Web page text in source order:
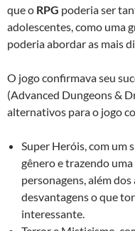
que o RPG poderia ser
adolescentes, como uma
poderia abordar as mais
O jogo confirmava seu
(Advanced Dungeons &
alternativos para o jogo
Super Heróis, com um
gênero e trazendo
personagens, além
desvantagens o que
interessante.